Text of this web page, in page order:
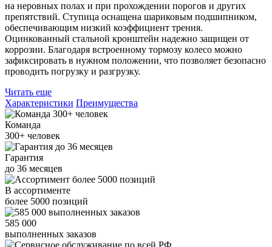
на неровных полах и при прохождении порогов и других
препятствий. Ступица оснащена шариковым подшипником,
обеспечивающим низкий коэффициент трения.
Оцинкованный стальной кронштейн надежно защищен от
коррозии. Благодаря встроенному тормозу колесо можно
зафиксировать в нужном положении, что позволяет безопасно
проводить погрузку и разгрузку.
Читать еще
Характеристики Преимущества
Команда
300+ человек
Гарантия
до 36 месяцев
В ассортименте
более 5000 позиций
585 000
выполненных заказов